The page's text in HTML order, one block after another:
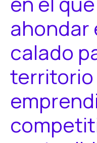
ahondar
calado
territorio